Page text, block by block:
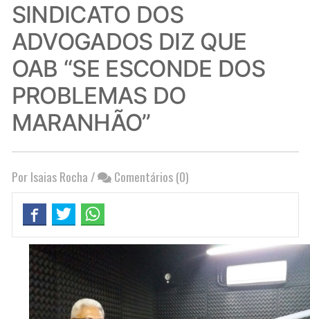
SINDICATO DOS
ADVOGADOS DIZ QUE
OAB “SE ESCONDE DOS
PROBLEMAS DO
MARANHÃO”
Por Isaias Rocha / Comentários (0)